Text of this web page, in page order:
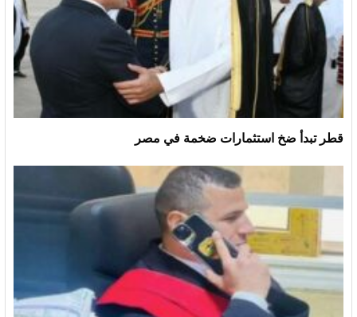
قطر تبدأ ضخ استثمارات ضخمة في مصر